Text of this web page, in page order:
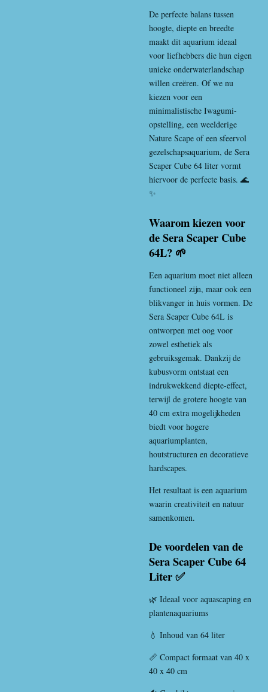
De perfecte balans tussen
hoogte, diepte en breedte
maakt dit aquarium ideaal
voor liefhebbers die hun eigen
unieke onderwaterlandschap
willen creëren. Of we nu
kiezen voor een
minimalistische Iwagumi-
opstelling, een weelderige
Nature Scape of een sfeervol
gezelschapsaquarium, de Sera
Scaper Cube 64 liter vormt
hiervoor de perfecte basis. 🌊
✨
Waarom kiezen voor
de Sera Scaper Cube
64L? 🌱
Een aquarium moet niet alleen
functioneel zijn, maar ook een
blikvanger in huis vormen. De
Sera Scaper Cube 64L is
ontworpen met oog voor
zowel esthetiek als
gebruiksgemak. Dankzij de
kubusvorm ontstaat een
indrukwekkend diepte-effect,
terwijl de grotere hoogte van
40 cm extra mogelijkheden
biedt voor hogere
aquariumplanten,
houtstructuren en decoratieve
hardscapes.
Het resultaat is een aquarium
waarin creativiteit en natuur
samenkomen.
De voordelen van de
Sera Scaper Cube 64
Liter ✅
🌿 Ideaal voor aquascaping en
plantenaquariums
💧 Inhoud van 64 liter
📏 Compact formaat van 40 x
40 x 40 cm